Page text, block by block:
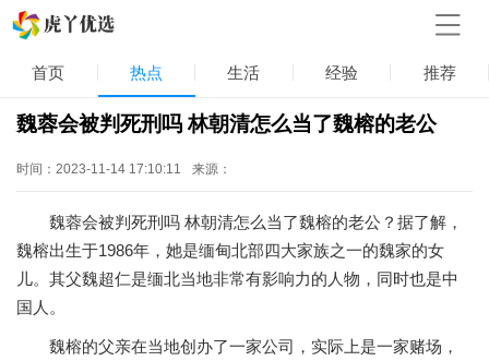
首页 热点 生活 经验 推荐
魏蓉会被判死刑吗 林朝清怎么当了魏榕的老公
时间：2023-11-14 17:10:11 来源：
魏蓉会被判死刑吗 林朝清怎么当了魏榕的老公？据了解，
魏榕出生于1986年，她是缅甸北部四大家族之一的魏家的女
儿。其父魏超仁是缅北当地非常有影响力的人物，同时也是中
国人。
魏榕的父亲在当地创办了一家公司，实际上是一家赌场，